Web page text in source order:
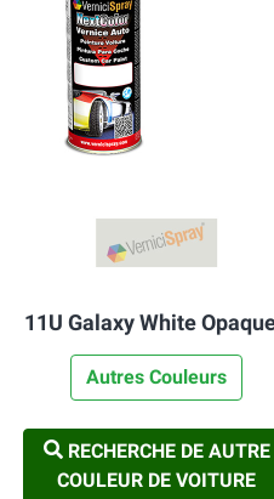
11U Galaxy White
Autres Couleurs
RECHERCHE DE AUTRE
COULEUR DE VOITURE